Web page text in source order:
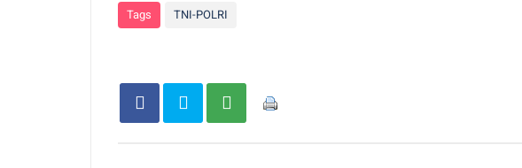
Tags TNI-POLRI